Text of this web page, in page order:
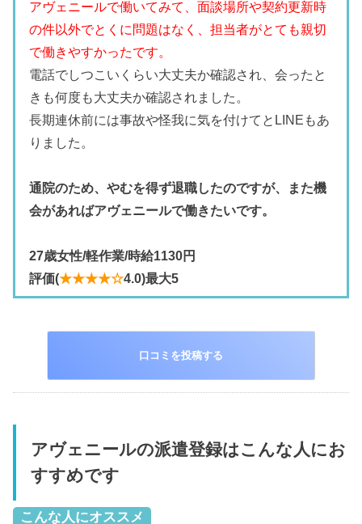
アヴェニールで働いてみて、面談場所や契約更新時
の件以外でとくに問題はなく、担当者がとても親切
で働きやすかったです。
電話でしつこいくらい大丈夫か確認され、会ったと
きも何度も大丈夫か確認されました。
長期連休前には事故や怪我に気を付けてとLINEもあ
りました。
通院のため、やむを得ず退職したのですが、また機
会があればアヴェニールで働きたいです。
27歳女性/軽作業/時給1130円
評価(★★★★☆4.0)最大5
口コミを投稿する
アヴェニールの派遣登録はこんな人にお
すすめです
こんな人にオススメ